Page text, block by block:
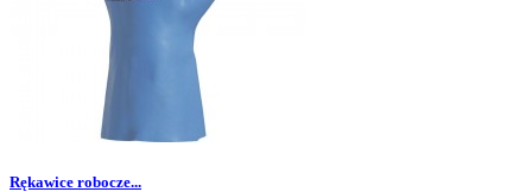
Rękawice robocze...